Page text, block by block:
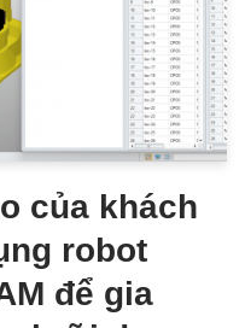
của khách
robot
để gia